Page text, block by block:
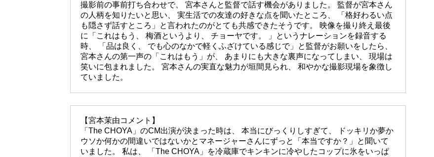
撮影前の事前打ち合わせで、 宮本さんと監督で話す機会がありました。 監督が宮本さん
の人柄を知りたいと思い、 実生活での友達の好きな点を聞いたところ、 「格好わるい点
も隠さず話すところ」と言われたのがとても共感できたそうです。 映像を撮り終え最後
に「これはもう、 梅酒というより、 チョーヤです。 」というナレーションを録音する
時、 「品は良く、 でも心のなかで軽くふざけている感じで」と監督がお願いをしたら、
宮本さんの第一声の「これはもう」が、 あまりにも大きな裏声になってしまい、 現場は
笑いに包まれました。 宮本さんの実直な魅力が垣間見られ、 和やかな撮影現場を象徴し
ていました。
【宮本茉由コメント】
「The CHOYA」のCM出演が決まった時は、 本当にびっくりしすぎて、 ドッキリか夢か
ウソか何かの間違いではないかとマネージャーさんにずっと「本当ですか？」と聞いて
いました。 私は、 「The CHOYA」を冷蔵庫でキンキンに冷やしたコップに氷をいっぱ